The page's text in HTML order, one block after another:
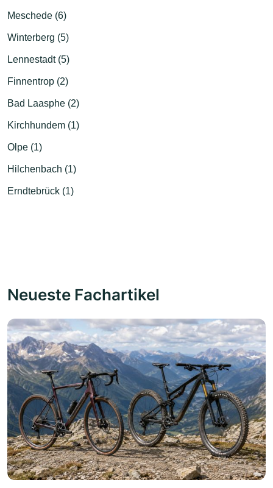
Meschede (6)
Winterberg (5)
Lennestadt (5)
Finnentrop (2)
Bad Laasphe (2)
Kirchhundem (1)
Olpe (1)
Hilchenbach (1)
Erndtebrück (1)
Neueste Fachartikel